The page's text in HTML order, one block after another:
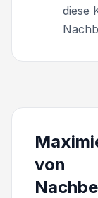
diese
von